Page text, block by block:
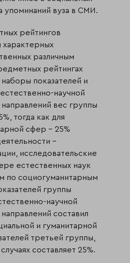
упоминаний вуза в СМИ.
рейтингов
характерных
различным
рейтингах
показателей и
научной
вес группы
тогда как для
сфер – 25%
–
исследовательские
естественных наук
по социогуманитарным
группы
научной
составил
и гуманитарной
третьей группы,
составляет 25%.